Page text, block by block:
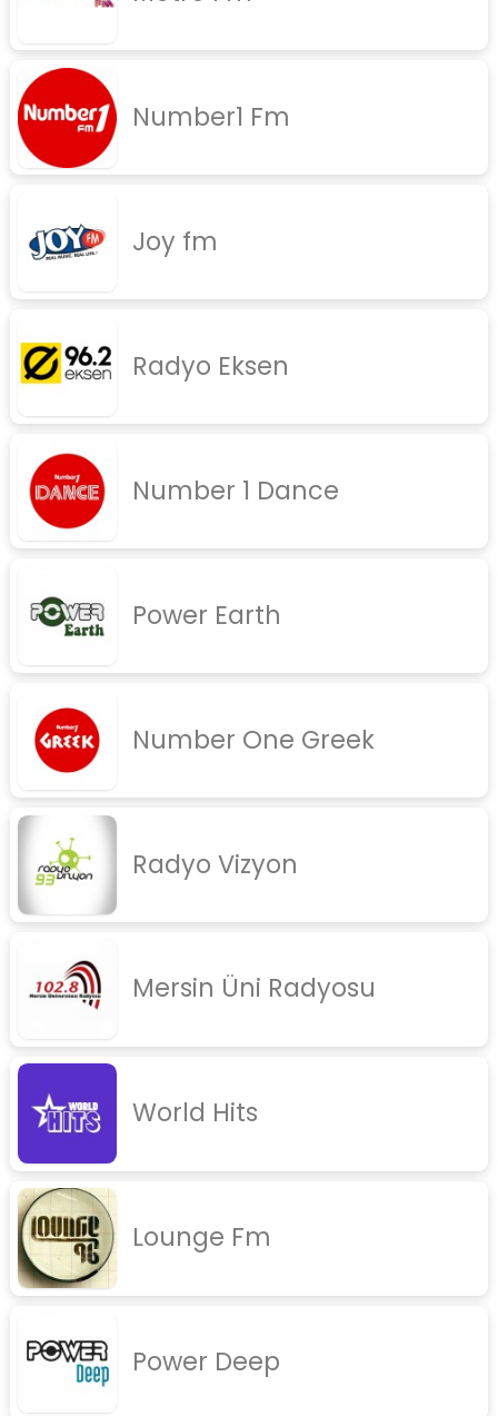
jazz
rap
diger
Gizlilik Politikası
Number1 Fm
Joy fm
Radyo Eksen
Number 1 Dance
Power Earth
Number One Greek
Radyo Vizyon
Mersin Üni Radyosu
World Hits
Lounge Fm
Power Deep